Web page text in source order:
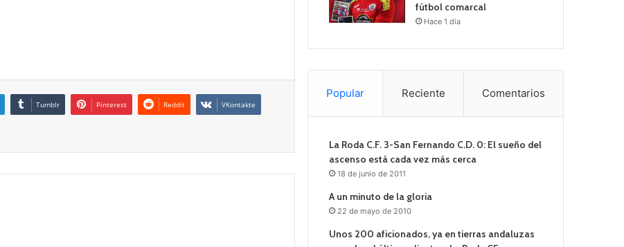
Tumblr Pinterest Reddit VKontakte
fútbol comarcal
Hace 1 día
Popular Reciente Comentarios
La Roda C.F. 3-San Fernando C.D. 0: El sueño del
ascenso está cada vez más cerca
18 de junio de 2011
A un minuto de la gloria
22 de mayo de 2010
Unos 200 aficionados, ya en tierras andaluzas